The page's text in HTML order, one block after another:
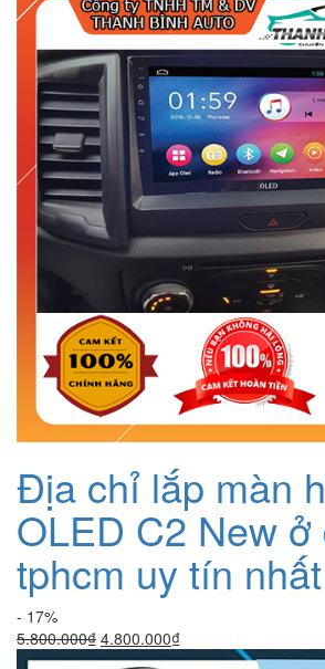
là:
2.000.000₫.
tại
là:
1.200.000₫.
Địa chỉ lắp màn
OLED C2 New ở
tphcm uy tín
- 17%
5.800.000₫ Giá
gốc
4.800.000₫Giá
hiện